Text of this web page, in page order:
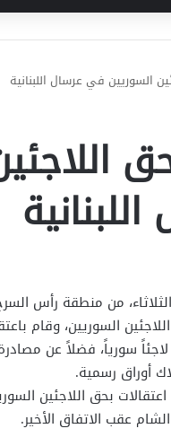
السوريين في عرسال اللبنانية
من منطقة رأس
السوريين، وقام
سورياً، فضلاً عن
أوراق رسمية.
بحق اللاجئين
عقب الاتفاق الأخير.
لبحث
أكادميّة في
في خطوة
القنصليّة ..
للسفارة
المدنيين
الإحتلال
في قلعة